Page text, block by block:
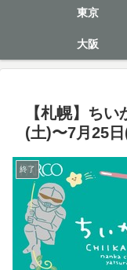
東京
大阪
【札幌】ち
(土)〜7月25
終了